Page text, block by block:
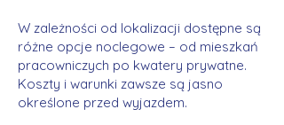
W zależności od lokalizacji dostępne są
różne opcje noclegowe – od mieszkań
pracowniczych po kwatery prywatne.
Koszty i warunki zawsze są jasno
określone przed wyjazdem.